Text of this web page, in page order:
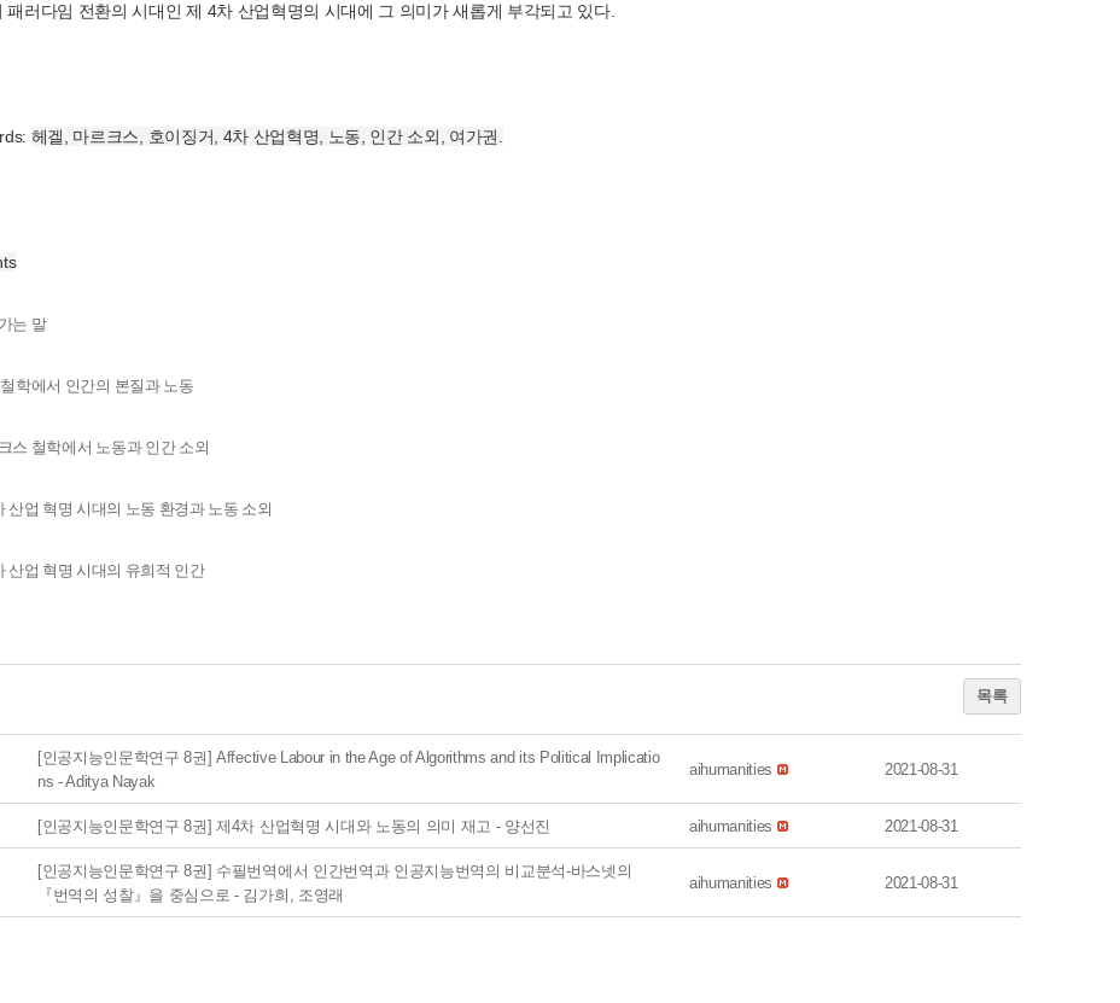
패러다임 전환의 시대인 제 4차 산업혁명의 시대에 그 의미가 새롭게 부각되고 있다.
헤겔, 마르크스, 호이징거, 4차 산업혁명, 노동, 인간 소외, 여가권.
는 말
학에서 인간의 본질과 노동
스 철학에서 노동과 인간 소외
산업 혁명 시대의 노동 환경과 노동 소외
산업 혁명 시대의 유희적 인간
목록
[인공지능인문학연구 8권] Affective Labour in the Age of Algorithms and its Political Implicatio
ns - Aditya Nayak
aihumanities 2021-08-31
[인공지능인문학연구 8권] 제4차 산업혁명 시대와 노동의 의미 재고 - 양선진 aihumanities 2021-08-31
[인공지능인문학연구 8권] 수필번역에서 인간번역과 인공지능번역의 비교분석-바스넷의
『번역의 성찰』을 중심으로 - 김가희, 조영래
aihumanities 2021-08-31